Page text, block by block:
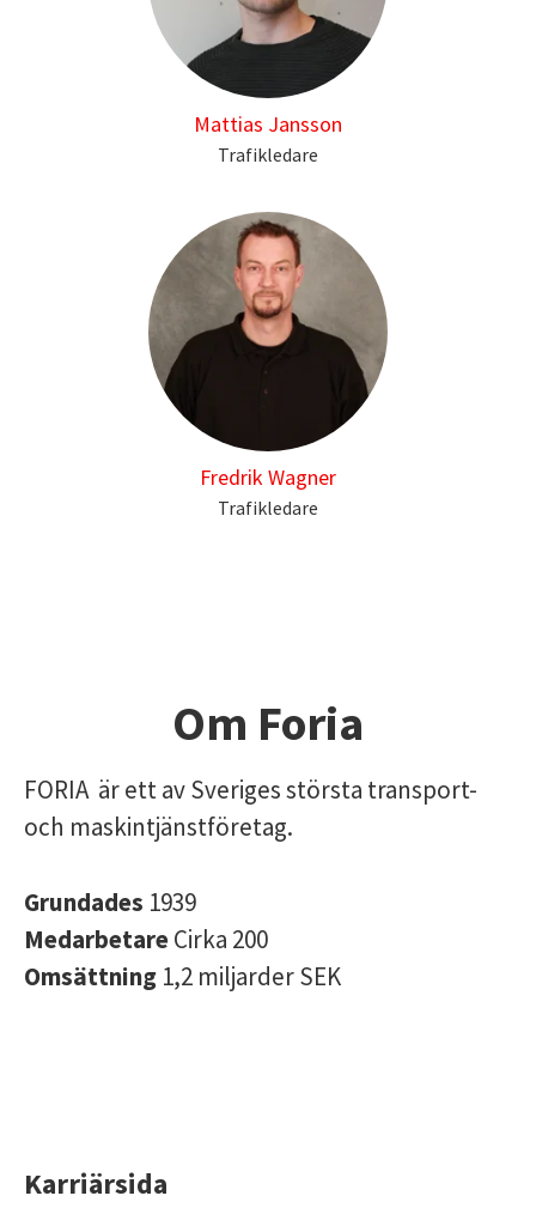
Mattias Jansson
Trafikledare
Fredrik Wagner
Trafikledare
Om Foria
FORIA är ett av Sveriges största transport-
och maskintjänstföretag.
Grundades 1939
MedarbetareCirka 200
Omsättning 1,2 miljarder SEK
Karriärsida